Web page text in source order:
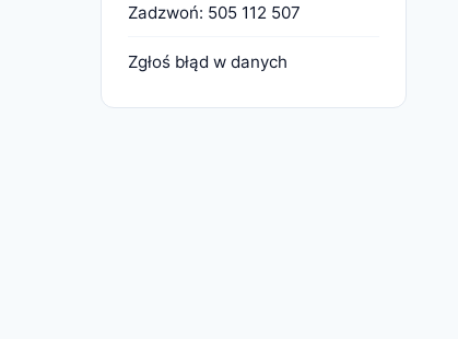
Zadzwoń: 505 112 507
Zgłoś błąd w danych